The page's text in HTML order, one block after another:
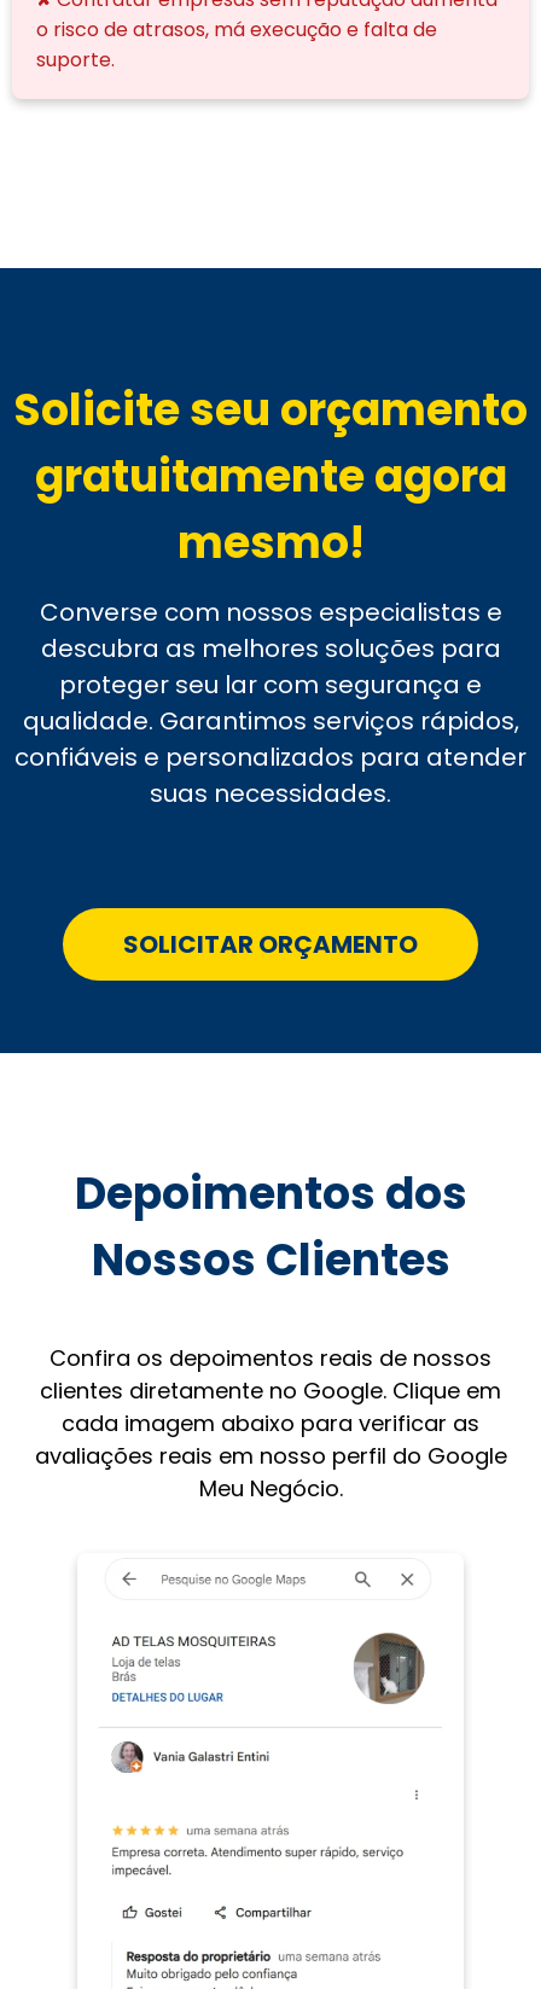
o risco de atrasos, má execução e falta de
suporte.
Solicite seu orçamento
gratuitamente agora
mesmo!
Converse com nossos especialistas e
descubra as melhores soluções para
proteger seu lar com segurança e
qualidade. Garantimos serviços rápidos,
confiáveis e personalizados para atender
suas necessidades.
SOLICITAR ORÇAMENTO
Depoimentos dos
Nossos Clientes
Confira os depoimentos reais de nossos
clientes diretamente no Google. Clique em
cada imagem abaixo para verificar as
avaliações reais em nosso perfil do Google
Meu Negócio.